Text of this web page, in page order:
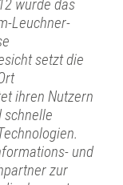
wurde das
Leuchner-
setzt die
ihren Nutzern
schnelle
und
zur